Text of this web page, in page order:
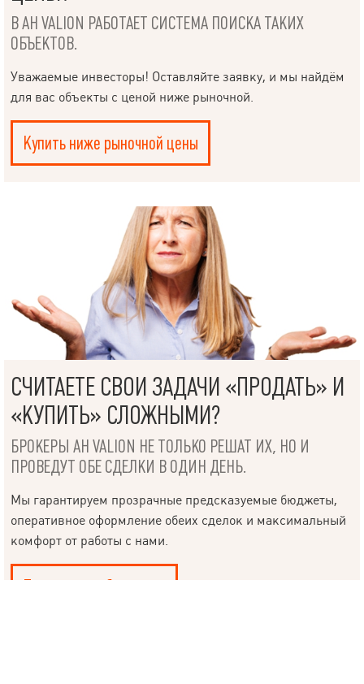
В АН VALION РАБОТАЕТ СИСТЕМА ПОИСКА ТАКИХ
ОБЪЕКТОВ.
Уважаемые инвесторы! Оставляйте заявку, и мы найдём
для вас объекты с ценой ниже рыночной.
Купить ниже рыночной цены
СЧИТАЕТЕ СВОИ ЗАДАЧИ «ПРОДАТЬ» И
«КУПИТЬ» СЛОЖНЫМИ?
БРОКЕРЫ АН VALION НЕ ТОЛЬКО РЕШАТ ИХ, НО И
ПРОВЕДУТ ОБЕ СДЕЛКИ В ОДИН ДЕНЬ.
Мы гарантируем прозрачные предсказуемые бюджеты,
оперативное оформление обеих сделок и максимальный
комфорт от работы с нами.
Продать, чтобы купить
НАПИСАТЬ
РУКОВОДИТЕЛЮ
Язык
© 2019 – 2026 Valion real estate. Все права защищены.
компаниями